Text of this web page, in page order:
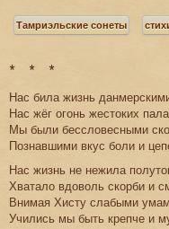
Тамриэльские сонеты
* * *
Нас била жизнь
Нас жёг огонь жестоких
Мы были бессловесными
Познавшими вкус боли и
Нас жизнь не нежила
Хватало вдоволь
Внимая Хисту
Учились мы быть крепче и